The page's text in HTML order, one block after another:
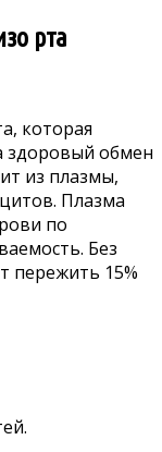
рта
которая
здоровый обмен
из плазмы,
Плазма
по
Без
пережить 15%